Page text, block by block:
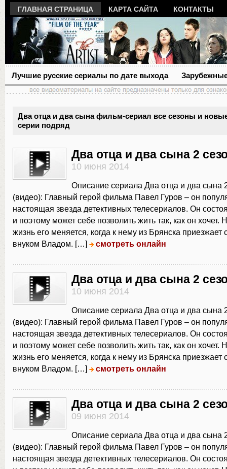
ГЛАВНАЯ СТРАНИЦА КАРТА САЙТА КОНТАКТЫ
Лучшие русские сериалы по дате выхода
Два отца и два сына фильм-сериал все сезоны и
серии подряд
Два отца и два сына 2
10 июня 2014
Описание сериала Два отца и два сына
(видео): Главный герой фильма Павел Гуров – он
настоящая звезда детективных телесериалов. Он
и поэтому может себе позволить жить так, как он хочет.
жизнь его меняется, когда к нему из Брянска приезжает
внуком Владом. […]
смотреть онлайн
Два отца и два сына 2
10 июня 2014
Описание сериала Два отца и два сына
(видео): Главный герой фильма Павел Гуров – он
настоящая звезда детективных телесериалов. Он
и поэтому может себе позволить жить так, как он хочет.
жизнь его меняется, когда к нему из Брянска приезжает
внуком Владом. […]
смотреть онлайн
Два отца и два сына 2
09 июня 2014
Описание сериала Два отца и два сына
(видео): Главный герой фильма Павел Гуров – он
настоящая звезда детективных телесериалов. Он